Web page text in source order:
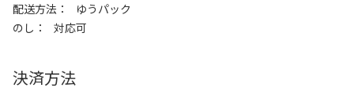
配送方法
ゆうパック
のし
対応可
決済方法